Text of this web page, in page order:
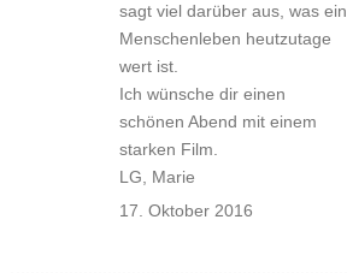
sagt viel darüber aus, was ein
Menschenleben heutzutage
wert ist.
Ich wünsche dir einen
schönen Abend mit einem
starken Film.
LG, Marie
17. Oktober 2016